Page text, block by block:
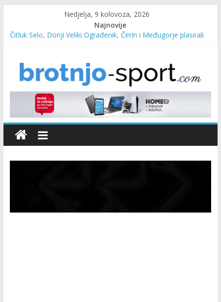
Nedjelja, 9 kolovoza, 2026
Najnovije
Čitluk Selo, Donji Veliki Ograđenik, Čerin i Međugorje plasirali
Marin Čilić napredovao na ATP ljestvici
Poznati polufinalisti MNL MZ općine Čitluk – Brotnjo 2026.
Predsjednica Vlade Marija Buhač, ministar Ivo Bevanda i
načelnik Marin Radišić čestitali organizatoricama na realizaciji
sportsko edukativnog kampa “Izlazi vani”